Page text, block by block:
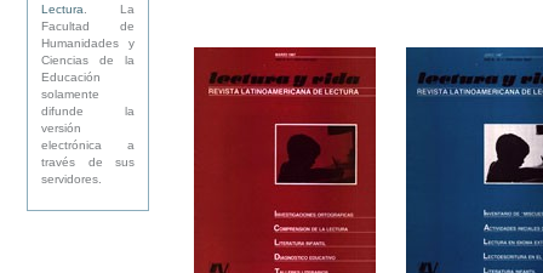
Lectura
. La
Facultad de
Humanidades y
Ciencias de la
Educación
solamente
difunde la
versión
electrónica a
través de sus
servidores.